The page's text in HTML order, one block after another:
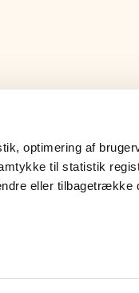
optimering af
til statistik
eller tilbagetrække
Læs